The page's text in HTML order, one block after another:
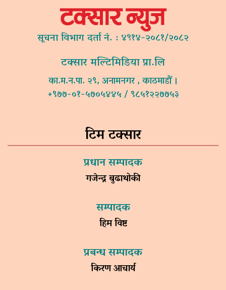
सूचना विभाग दर्ता नं. : ४९१४-२०८१/२०८२
टक्सार मल्टिमिडिया प्रा.लि
का.म.न.पा. २९, अनामनगर , काठमाडौं ।
+९७७-०१-५७०५४४५ / ९८५१२२७७५३
टिम टक्सार
प्रधान सम्पादक
गजेन्द्र बुढाथोकी
सम्पादक
हिम विष्ट
प्रबन्ध सम्पादक
किरण आचार्य